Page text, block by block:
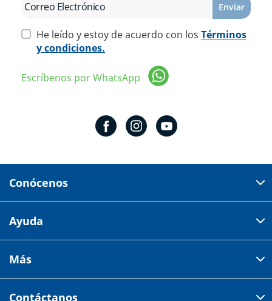
Enviar
He leído y estoy de acuerdo con los Términos
y condiciones.
Escríbenos por WhatsApp
Conócenos
Av 18 de marzo # 309. Colonia la Nogalera.
Tiendas
Ayuda
Centro de ayuda
Más
Contáctanos